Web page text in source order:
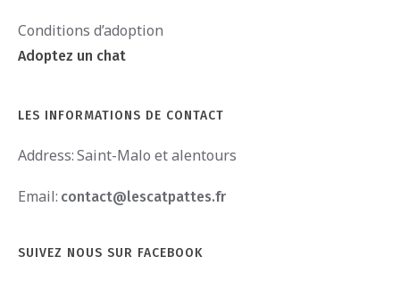
Conditions d’adoption
Adoptez un chat
LES INFORMATIONS DE CONTACT
Address:Saint-Malo et alentours
Email: contact@lescatpattes.fr
SUIVEZ NOUS SUR FACEBOOK